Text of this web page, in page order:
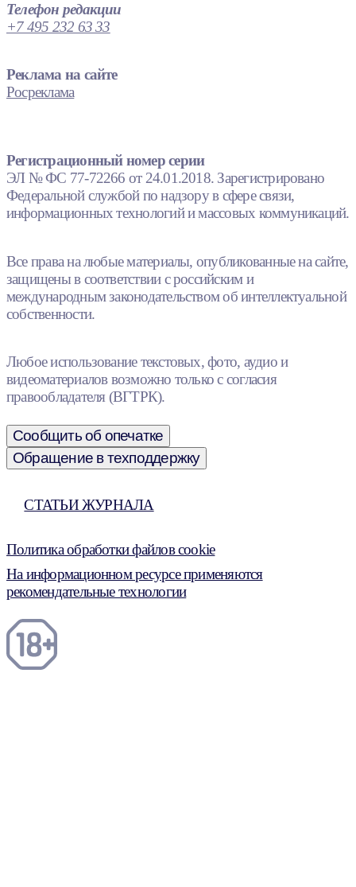
Телефон редакции
+7 495 232 63 33
Реклама на сайте
Росреклама
Регистрационный номер серии
ЭЛ № ФС 77-72266 от 24.01.2018. Зарегистрировано
Федеральной службой по надзору в сфере связи,
информационных технологий и массовых коммуникаций.
Все права на любые материалы, опубликованные на сайте,
защищены в соответствии с российским и
международным законодательством об интеллектуальной
собственности.
Любое использование текстовых, фото, аудио и
видеоматериалов возможно только с согласия
правообладателя (ВГТРК).
Сообщить об опечатке
Обращение в техподдержку
СТАТЬИ ЖУРНАЛА
Политика обработки файлов cookie
На информационном ресурсе применяются
рекомендательные технологии